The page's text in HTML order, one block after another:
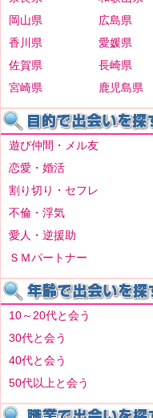
岡山県
広島県
香川県
愛媛県
佐賀県
長崎県
宮崎県
鹿児島県
遊び仲間・メル友
恋愛・婚活
割り切り・セフレ
不倫・浮気
愛人・逆援助
ＳＭパートナー
10～20代と会う
30代と会う
40代と会う
50代以上と会う